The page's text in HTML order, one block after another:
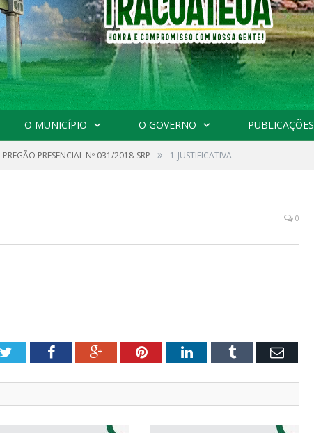
O MUNICÍPIO O GOVERNO PUBLICAÇÕES
PREGÃO PRESENCIAL Nº 031/2018-SRP » 1-JUSTIFICATIVA
0
TwitterFacebookGoogle+PinterestLinkedInTumblr Email